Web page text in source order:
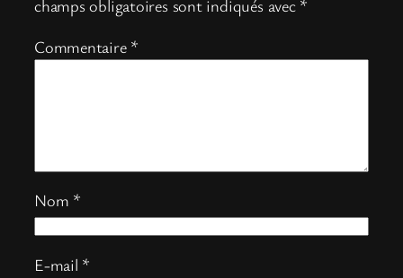
champs obligatoires sont indiqués avec *
Commentaire *
Nom *
E-mail *